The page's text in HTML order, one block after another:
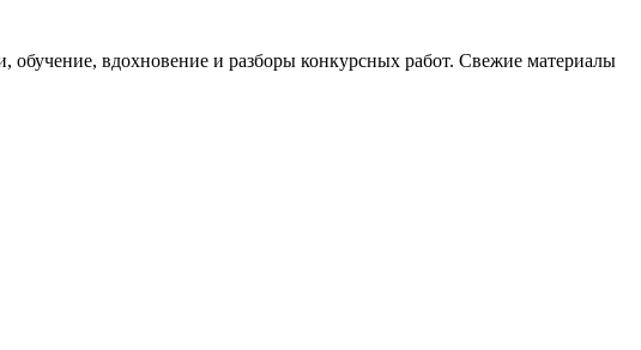
вдохновение и разборы конкурсных работ. Свежие материалы